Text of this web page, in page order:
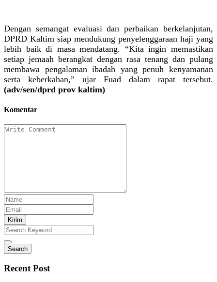
Dengan semangat evaluasi dan perbaikan berkelanjutan,
DPRD Kaltim siap mendukung penyelenggaraan haji yang
lebih baik di masa mendatang. “Kita ingin memastikan
setiap jemaah berangkat dengan rasa tenang dan pulang
membawa pengalaman ibadah yang penuh kenyamanan
serta keberkahan,” ujar Fuad dalam rapat tersebut.
(adv/sen/dprd prov kaltim)
Komentar
Kirim
Search
Recent Post